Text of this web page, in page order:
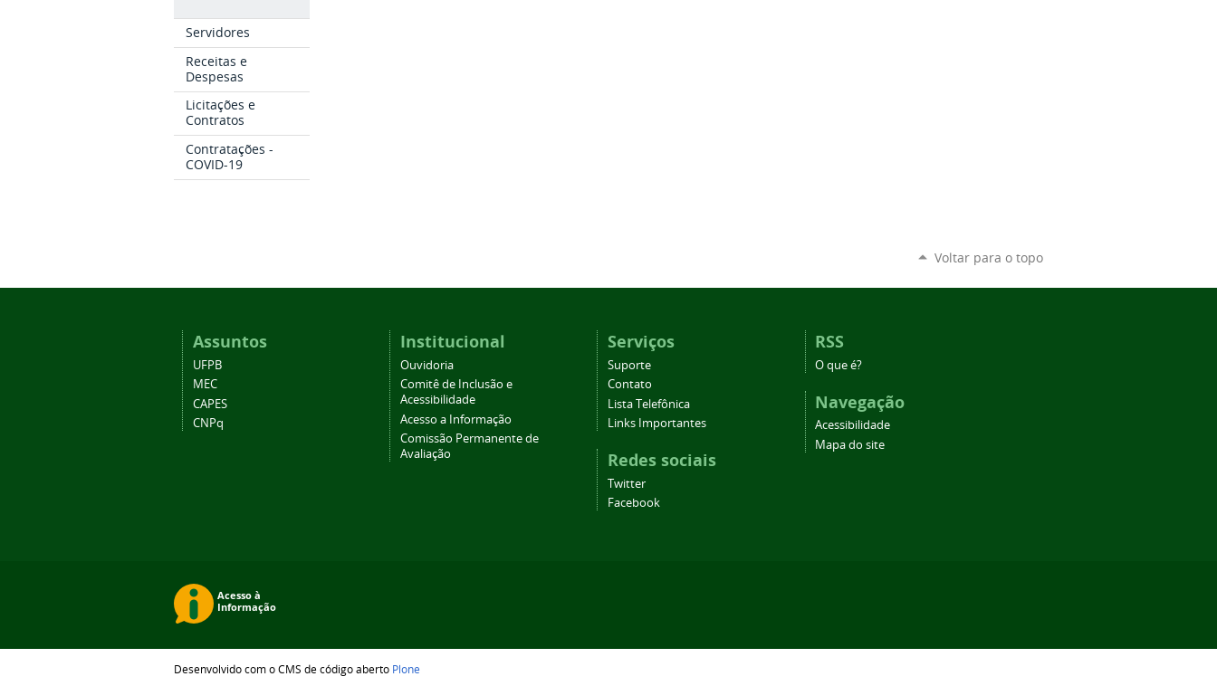
Servidores
Receitas e
Despesas
Licitações e
Contratos
Contratações -
COVID-19
Voltar para o topo
Assuntos
UFPB
MEC
CAPES
CNPq
Institucional
Ouvidoria
Comitê de Inclusão e
Acessibilidade
Acesso a Informação
Comissão Permanente de
Avaliação
Serviços
Suporte
Contato
Lista Telefônica
Links Importantes
Redes sociais
Twitter
Facebook
RSS
O que é?
Navegação
Acessibilidade
Mapa do site
Desenvolvido com o CMS de código aberto Plone